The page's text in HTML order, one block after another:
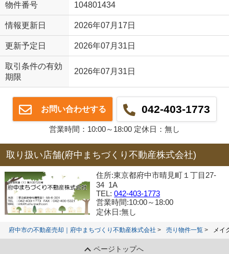
物件番号 104801434
情報更新日 2026年07月17日
更新予定日 2026年07月31日
取引条件の有効
期限
2026年07月31日
お問い合わせする 042-403-1773
営業時間：10:00～18:00 定休日：無し
取り扱い店舗(府中まちづくり不動産株式会社)
住所:東京都府中市晴見町１丁目27-
34 1A
TEL:042-403-1773
営業時間:10:00～18:00
定休日:無し
府中市の不動産売却｜府中まちづくり不動産株式会社 売り物件一覧 メイ
ページトップへ